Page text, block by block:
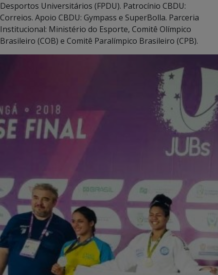
Desportos Universitários (FPDU). Patrocínio CBDU:
Correios. Apoio CBDU: Gympass e SuperBolla. Parceria
Institucional: Ministério do Esporte, Comitê Olímpico
Brasileiro (COB) e Comitê Paralímpico Brasileiro (CPB).